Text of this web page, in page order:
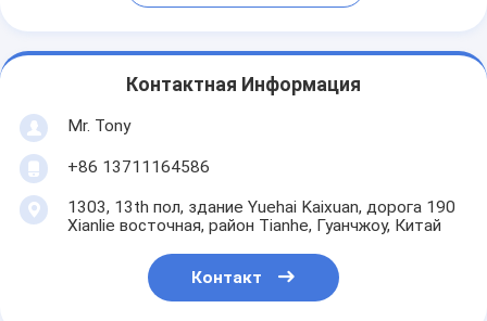
Контактная Информация
Mr. Tony
+86 13711164586
1303, 13th пол, здание Yuehai Kaixuan, дорога 190
Xianlie восточная, район Tianhe, Гуанчжоу, Китай
Контакт